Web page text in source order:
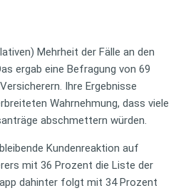
Mehrheit der Fälle an den
ergab eine Befragung von 69
Ihre Ergebnisse
Wahrnehmung, dass viele
abschmettern würden.
Kundenreaktion auf
mit 36 Prozent die Liste der
dahinter folgt mit 34 Prozent